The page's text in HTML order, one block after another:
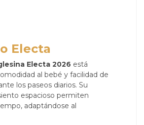
Electa
Electa 2026 está
al bebé y facilidad de
los paseos diarios. Su
espacioso permiten
adaptándose al